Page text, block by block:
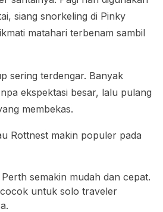
siang snorkeling di Pinky
matahari terbenam sambil
sering terdengar. Banyak
ekspektasi besar, lalu pulang
membekas.
Rottnest makin populer pada
semakin mudah dan cepat.
untuk solo traveler